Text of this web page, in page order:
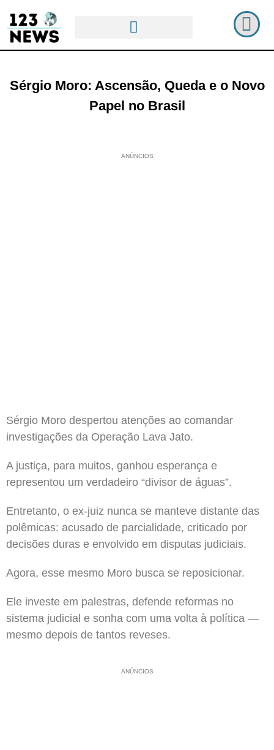
Sérgio Moro: Ascensão, Queda e o Novo
Papel no Brasil
ANÚNCIOS
Sérgio Moro despertou atenções ao comandar
investigações da Operação Lava Jato.
A justiça, para muitos, ganhou esperança e
representou um verdadeiro “divisor de águas”.
Entretanto, o ex-juiz nunca se manteve distante das
polêmicas: acusado de parcialidade, criticado por
decisões duras e envolvido em disputas judiciais.
Agora, esse mesmo Moro busca se reposicionar.
Ele investe em palestras, defende reformas no
sistema judicial e sonha com uma volta à política —
mesmo depois de tantos reveses.
ANÚNCIOS